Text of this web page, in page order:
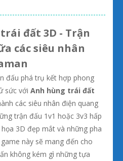
đất 3D - Trận
các siêu nhân
đấu phá trụ kết hợp phong
sức với Anh hùng trái đất
các siêu nhân điện quang
trận đấu 1v1 hoặc 3v3 hấp
3D đẹp mắt và những pha
này sẽ mang đến cho
không kém gì những tựa